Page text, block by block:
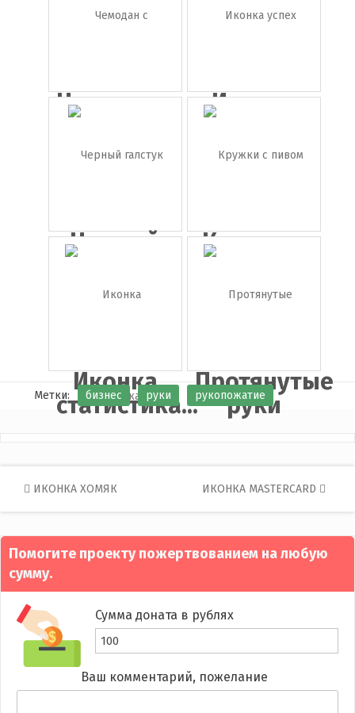
Чемодан с
деньгам...
Иконка
Черный
галстук
Кружки с
пивом в ...
Иконка
статистика...
Протянутые
руки
Метки: бизнес руки рукопожатие
Post
navigation
ИКОНКА ХОМЯК ИКОНКА MASTERCARD
Помогите проекту пожертвованием на любую
сумму.
Сумма доната в рублях
Ваш комментарий, пожелание